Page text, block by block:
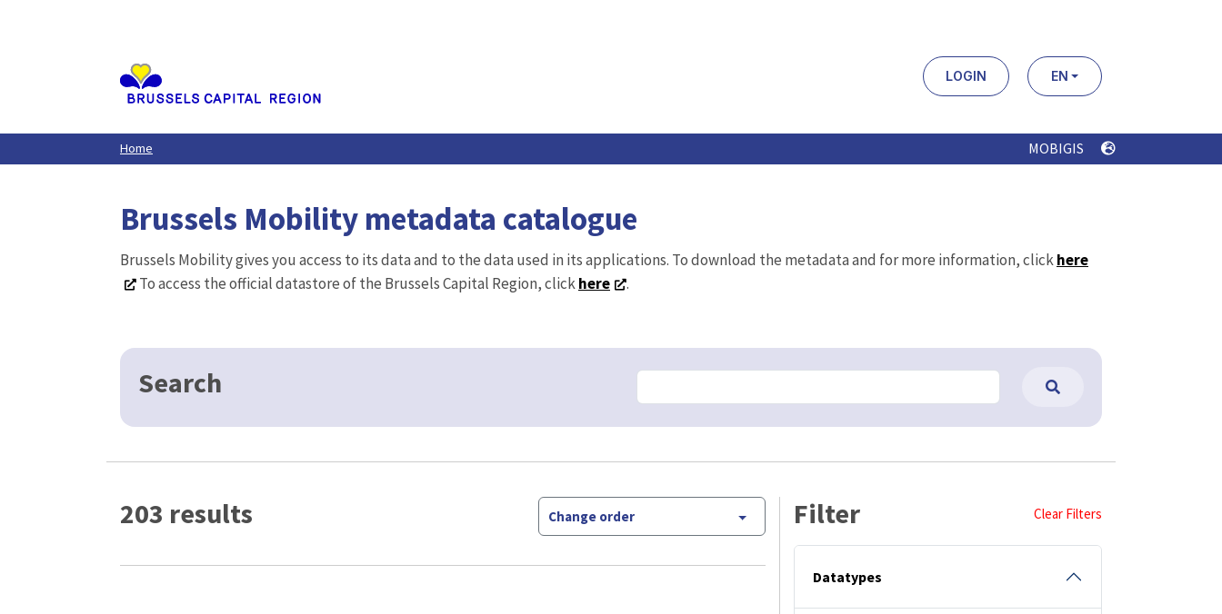
LOGIN EN
Home MOBIGIS
Brussels Mobility metadata catalogue
Brussels Mobility gives you access to its data and to the data used in its applications. To download the metadata and for more information, clickhere
To access the official datastore of the Brussels Capital Region, clickhere .
Search
203 results Change order Filter Clear Filters
Datatypes